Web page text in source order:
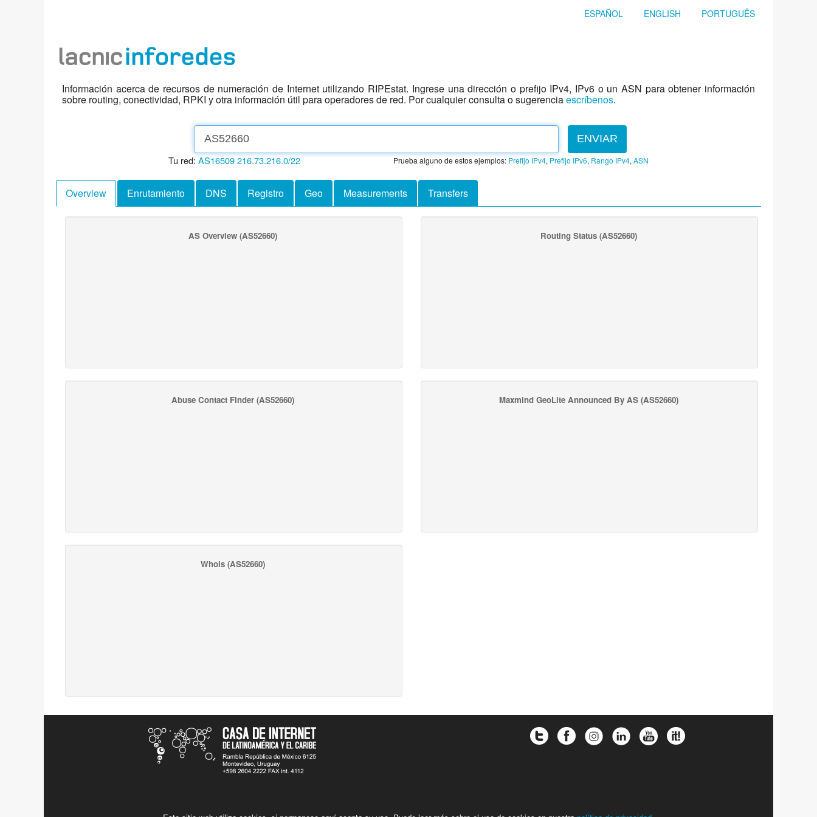
ESPAÑOL ENGLISH PORTUGUÊS
Información acerca de recursos de numeración de Internet utilizando RIPEstat. Ingrese una dirección o prefijo IPv4, IPv6 o un ASN para obtener información
sobre routing, conectividad, RPKI y otra información útil para operadores de red. Por cualquier consulta o sugerenciaescríbenos.
ENVIAR
Tu red: AS16509216.73.216.0/22 Prueba alguno de estos ejemplos: Prefijo IPv4, Prefijo IPv6, Rango IPv4, ASN
Overview Enrutamiento DNS Registro Geo Measurements Transfers
AS Overview (AS52660) Routing Status(AS52660)
Abuse Contact Finder (AS52660) Maxmind GeoLite Announced By AS(AS52660)
Whois (AS52660)